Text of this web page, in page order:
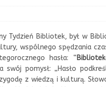
Tydzień Bibliotek, był w
wspólnego spędzania
hasła: “
swój pomysł: „Hasło
z wiedzą i kulturą.